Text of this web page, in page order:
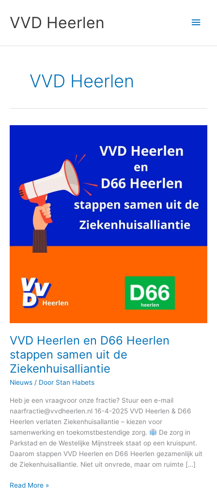
naarVVD Heerlen
VVD Heerlen
VVD Heerlen en D66 Heerlen
stappen samen uit de
Ziekenhuisalliantie
Nieuws / Door Stan Habets
Heb je een vraagvoor onze fractie? Stuur een e-mail
naarfractie@vvdheerlen.nl 16-4-2025 VVD Heerlen & D66
Heerlen verlaten Ziekenhuisallantie – kiezen voor
samenwerking en toekomstbestendige zorg.
De zorg in
Parkstad en de Westelijke Mijnstreek staat op een kruispunt.
Daarom stappen VVD Heerlen en D66 Heerlen gezamenlijk uit
de Ziekenhuisalliantie. Niet uit onvrede, maar om ruimte […]
stappen
samen
Ziekenhuisalliantie
Read More »